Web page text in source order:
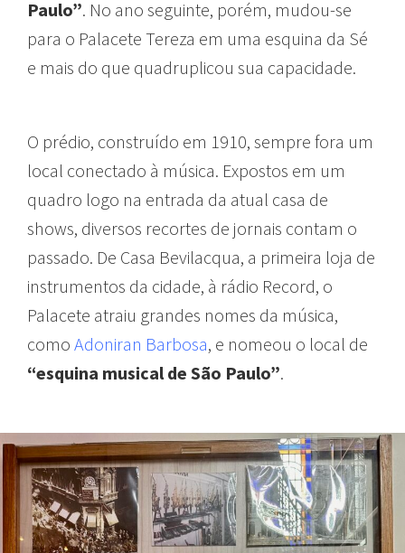
Paulo”. No ano seguinte, porém, mudou-se
para o Palacete Tereza em uma esquina da Sé
e mais do que quadruplicou sua capacidade.
O prédio, construído em 1910, sempre fora um
local conectado à música. Expostos em um
quadro logo na entrada da atual casa de
shows, diversos recortes de jornais contam o
passado. De Casa Bevilacqua, a primeira loja de
instrumentos da cidade, à rádio Record, o
Palacete atraiu grandes nomes da música,
como Adoniran Barbosa, e nomeou o local de
“esquina musical de São Paulo”.